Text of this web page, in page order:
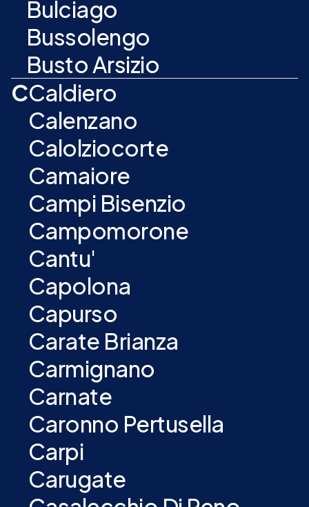
Bulciago
Bussolengo
Busto Arsizio
CCaldiero
Calenzano
Calolziocorte
Camaiore
Campi Bisenzio
Campomorone
Cantu'
Capolona
Capurso
Carate Brianza
Carmignano
Carnate
Caronno Pertusella
Carpi
Carugate